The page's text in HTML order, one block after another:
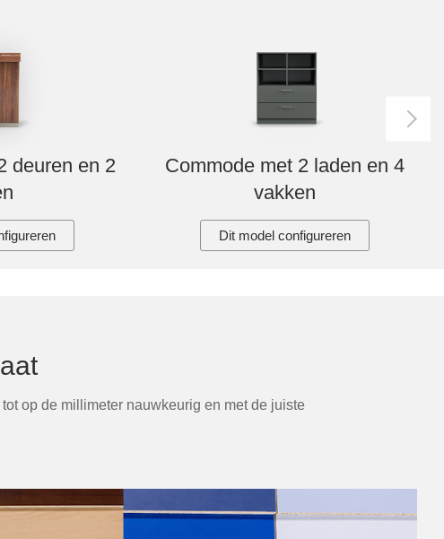
deuren en 2
Commode met 2 laden en 4
vakken
Dit model configureren
op de millimeter nauwkeurig en met de juiste